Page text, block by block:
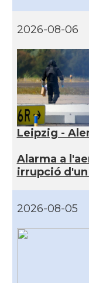
2026-08-06
Leipzig -
Alarma a
irrupció
2026-08-05